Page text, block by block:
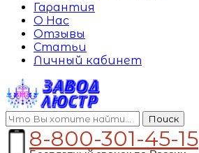
Гарантия
О Нас
Отзывы
Статьи
Личный кабинет
Поиск
8-800-301-45-15